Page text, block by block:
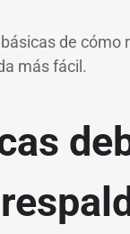
de cómo
más fácil.